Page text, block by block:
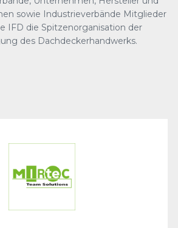
sowie Industrieverbände Mitglieder
IFD die Spitzenorganisation der
des Dachdeckerhandwerks.